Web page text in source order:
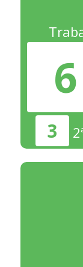
6
3